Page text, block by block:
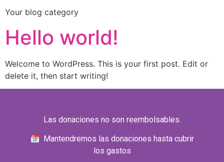
Your blog category
Hello world!
Welcome to WordPress. This is your first post. Edit or
delete it, then start writing!
Las donaciones no son reembolsables.
Mantendremos las donaciones hasta cubrir
los gastos